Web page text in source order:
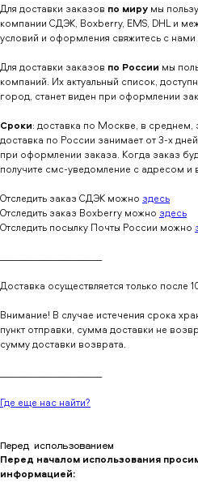
Для доставки заказов по миру мы
компании СДЭК, Boxberry, EMS, DHL и
условий и оформления свяжитесь с
Для доставки заказов по России мы
компаний. Их актуальный список,
город, станет виден при оформлении
Сроки: доставка по Москве, в среднем,
доставка по России занимает от 3-х
при оформлении заказа. Когда заказ
получите смс-уведомление с адресом и
Отследить заказ СДЭК можно здесь
Отследить заказ Boxberry можно здесь
Отследить посылку Почты России можно
Доставка осуществляется только после
Внимание! В случае истечения срока
пункт отправки, сумма доставки не
сумму доставки возврата.
Где еще нас найти?
Перед использованием
Перед началом использования
информацией: